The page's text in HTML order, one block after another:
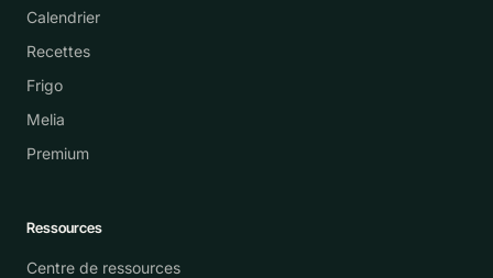
Calendrier
Recettes
Frigo
Melia
Premium
Ressources
Centre de ressources